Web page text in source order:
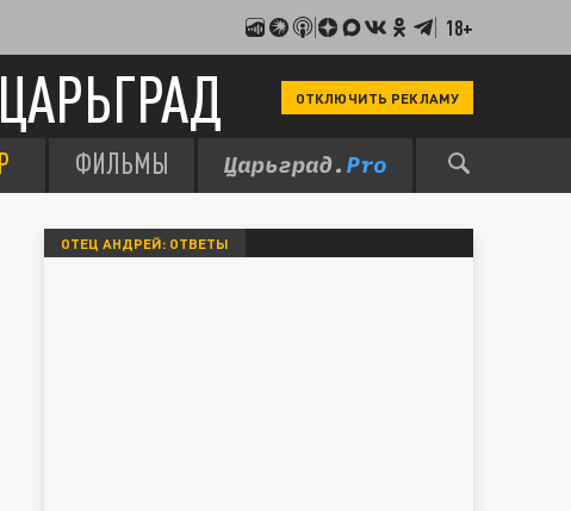
18+
ЦАРЬГРАД ОТКЛЮЧИТЬ РЕКЛАМУ
ФИЛЬМЫ
ОТЕЦ АНДРЕЙ: ОТВЕТЫ